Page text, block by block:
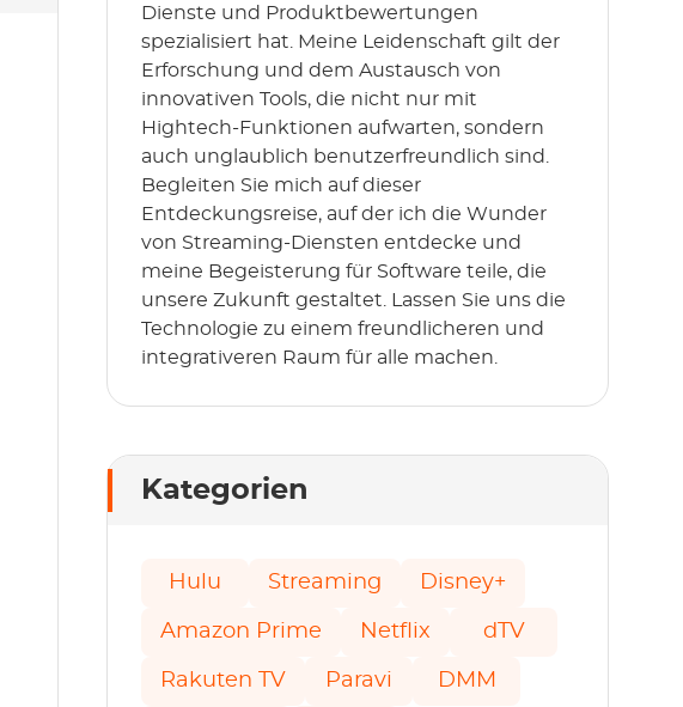
Dienste und Produktbewertungen
spezialisiert hat. Meine Leidenschaft gilt der
Erforschung und dem Austausch von
innovativen Tools, die nicht nur mit
Hightech-Funktionen aufwarten, sondern
auch unglaublich benutzerfreundlich sind.
Begleiten Sie mich auf dieser
Entdeckungsreise, auf der ich die Wunder
von Streaming-Diensten entdecke und
meine Begeisterung für Software teile, die
unsere Zukunft gestaltet. Lassen Sie uns die
Technologie zu einem freundlicheren und
integrativeren Raum für alle machen.
Kategorien
Hulu Streaming Disney+
Amazon Prime Netflix dTV
Rakuten TV Paravi DMM